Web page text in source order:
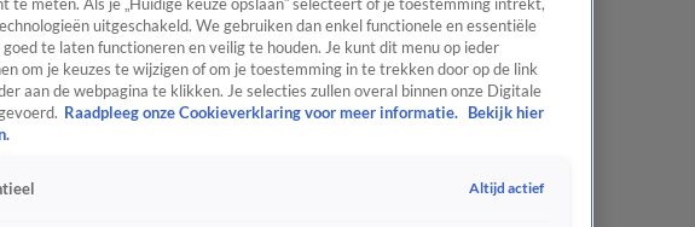
te meten. Als je „Huidige keuze opslaan” selecteert of je toestemming intrekt,
uitgeschakeld. We gebruiken dan enkel functionele en essentiële
te laten functioneren en veilig te houden. Je kunt dit menu op ieder
om je keuzes te wijzigen of om je toestemming in te trekken door op de link
aan de webpagina te klikken. Je selecties zullen overal binnen onze Digitale
Raadpleeg onze Cookieverklaring voor meer informatie.
Bekijk hier
Altijd actief